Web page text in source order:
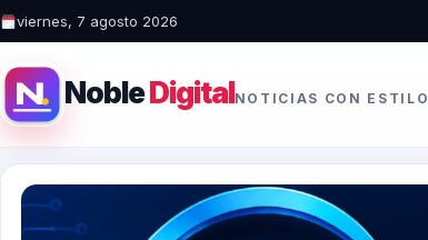
viernes, 7 agosto 2026
NobleDigitalNOTICIAS CON ESTILO